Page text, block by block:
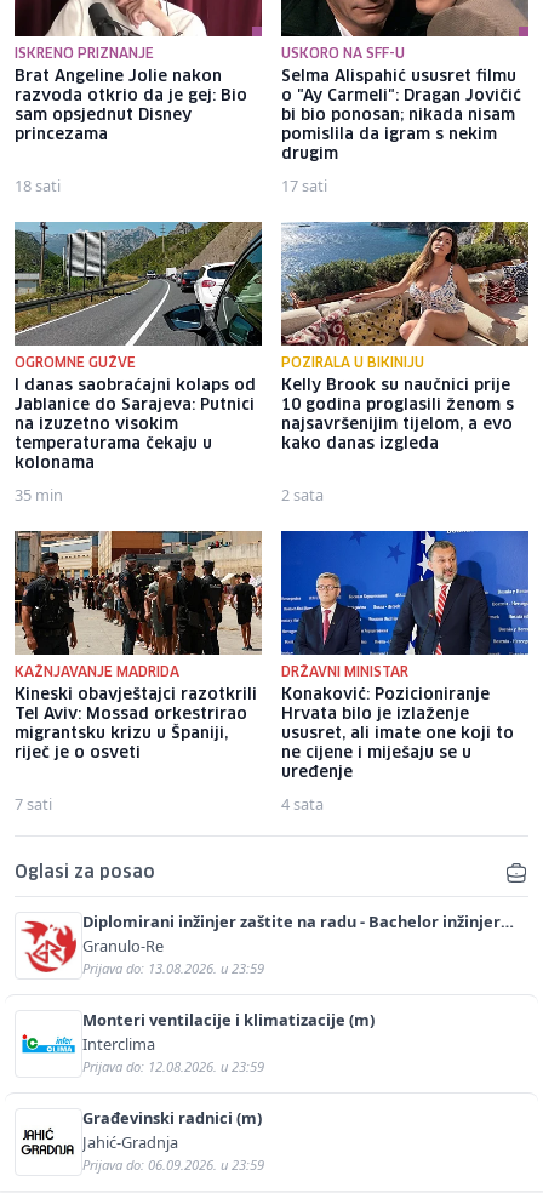
ISKRENO PRIZNANJE
Brat Angeline Jolie nakon
razvoda otkrio da je gej: Bio
sam opsjednut Disney
princezama
18 sati
USKORO NA SFF-U
Selma Alispahić ususret filmu
o "Ay Carmeli": Dragan Jovičić
bi bio ponosan; nikada nisam
pomislila da igram s nekim
drugim
17 sati
OGROMNE GUŽVE
I danas saobraćajni kolaps od
Jablanice do Sarajeva: Putnici
na izuzetno visokim
temperaturama čekaju u
kolonama
35 min
POZIRALA U BIKINIJU
Kelly Brook su naučnici prije
10 godina proglasili ženom s
najsavršenijim tijelom, a evo
kako danas izgleda
2 sata
KAŽNJAVANJE MADRIDA
Kineski obavještajci razotkrili
Tel Aviv: Mossad orkestrirao
migrantsku krizu u Španiji,
riječ je o osveti
7 sati
DRŽAVNI MINISTAR
Konaković: Pozicioniranje
Hrvata bilo je izlaženje
ususret, ali imate one koji to
ne cijene i miješaju se u
uređenje
4 sata
Oglasi za posao
Diplomirani inžinjer zaštite na radu - Bachelor inžinjer
sigurnosti i pomoći (m/ž)
Granulo-Re
Prijava do: 13.08.2026. u 23:59
Monteri ventilacije i klimatizacije (m)
Interclima
Prijava do: 12.08.2026. u 23:59
Građevinski radnici (m)
Jahić-Gradnja
Prijava do: 06.09.2026. u 23:59